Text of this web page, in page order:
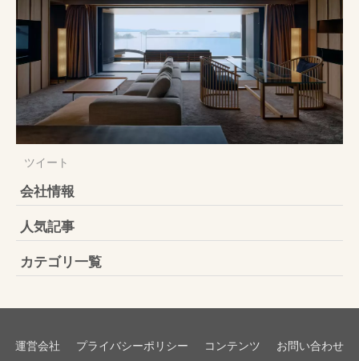
ツイート
会社情報
人気記事
カテゴリ一覧
運営会社 プライバシーポリシー コンテンツ お問い合わせ